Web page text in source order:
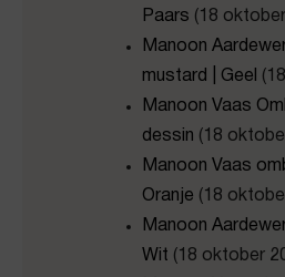
Paars (18
Manoon
mustard | Geel
Manoon Vaas
dessin (18
Manoon Vaas
Oranje (18
Manoon
Wit (18 oktober